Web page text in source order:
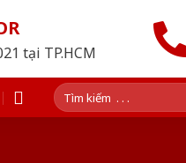
tại TP.HCM
Tìm
kiếm: